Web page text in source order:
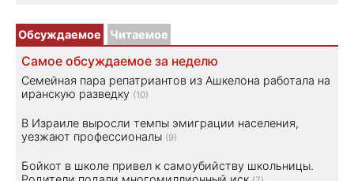
Обсуждаемое Читаемое
Самое обсуждаемое за неделю
Семейная пара репатриантов из Ашкелона работала на
иранскую разведку (10)
В Израиле выросли темпы эмиграции населения,
уезжают профессионалы (9)
Бойкот в школе привел к самоубийству школьницы.